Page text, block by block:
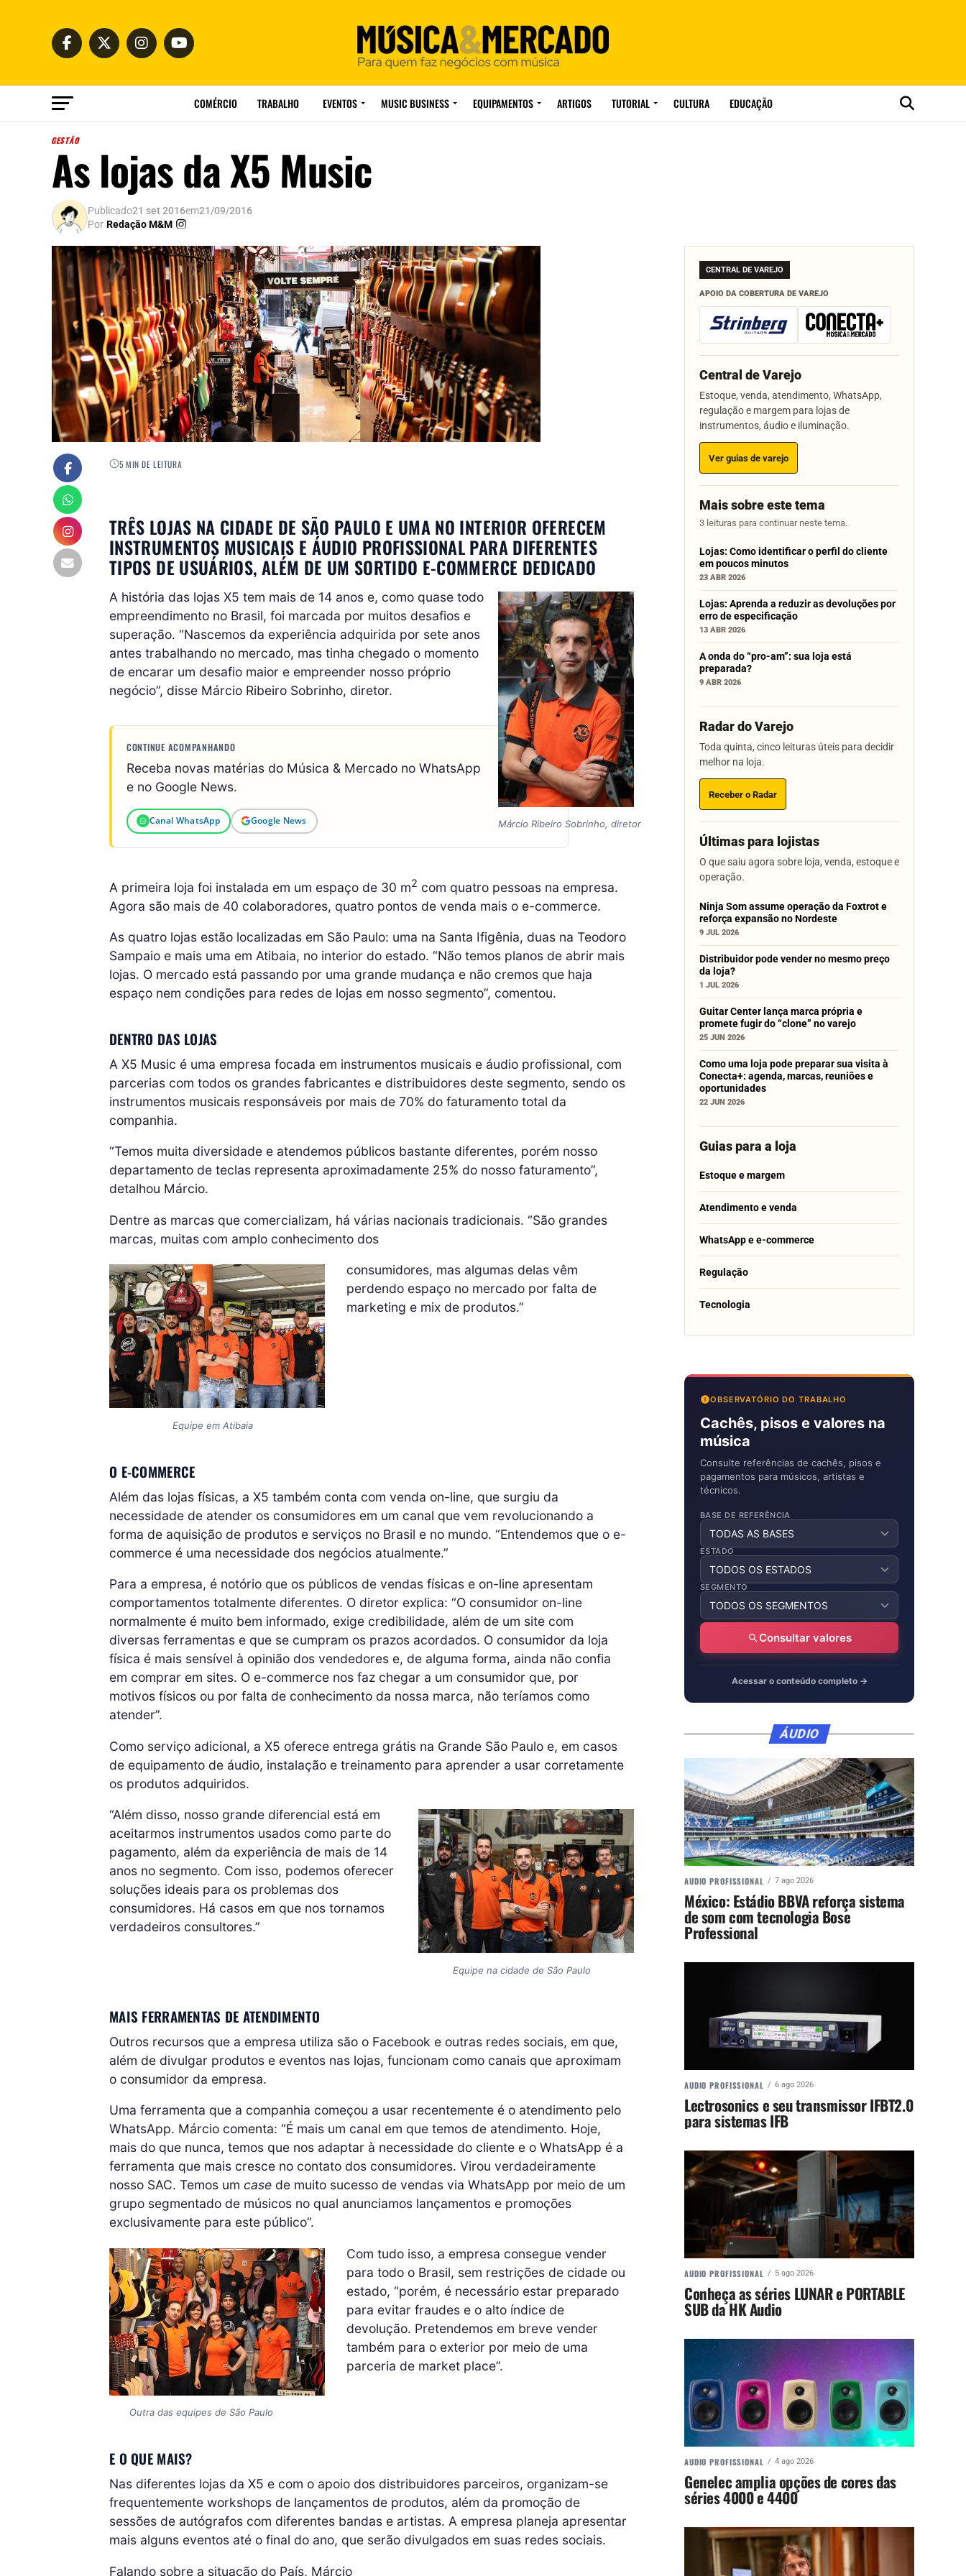
COMÉRCIO TRABALHO EVENTOS MUSIC BUSINESS EQUIPAMENTOS ARTIGOS TUTORIAL CULTURA EDUCAÇÃO
GESTÃO
As lojas da X5 Music
Publicado21 set 2016em21/09/2016
Por Redação M&M
5 MIN DE LEITURA
TRÊS LOJAS NA CIDADE DE SÃO PAULO E UMA NO INTERIOR OFERECEM
INSTRUMENTOS MUSICAIS E ÁUDIO PROFISSIONAL PARA DIFERENTES
TIPOS DE USUÁRIOS, ALÉM DE UM SORTIDO E-COMMERCE DEDICADO
Márcio Ribeiro Sobrinho, diretor
A história das lojas X5 tem mais de 14 anos e, como quase todo
empreendimento no Brasil, foi marcada por muitos desafios e
superação. “Nascemos da experiência adquirida por sete anos
antes trabalhando no mercado, mas tinha chegado o momento
de encarar um desafio maior e empreender nosso próprio
negócio”, disse Márcio Ribeiro Sobrinho, diretor.
CONTINUE ACOMPANHANDO
Receba novas matérias do Música & Mercado no WhatsApp
e no Google News.
Canal WhatsApp Google News
A primeira loja foi instalada em um espaço de 30 m2 com quatro pessoas na empresa.
Agora são mais de 40 colaboradores, quatro pontos de venda mais o e-commerce.
As quatro lojas estão localizadas em São Paulo: uma na Santa Ifigênia, duas na Teodoro
Sampaio e mais uma em Atibaia, no interior do estado. “Não temos planos de abrir mais
lojas. O mercado está passando por uma grande mudança e não cremos que haja
espaço nem condições para redes de lojas em nosso segmento”, comentou.
DENTRO DAS LOJAS
A X5 Music é uma empresa focada em instrumentos musicais e áudio profissional, com
parcerias com todos os grandes fabricantes e distribuidores deste segmento, sendo os
instrumentos musicais responsáveis por mais de 70% do faturamento total da
companhia.
“Temos muita diversidade e atendemos públicos bastante diferentes, porém nosso
departamento de teclas representa aproximadamente 25% do nosso faturamento”,
detalhou Márcio.
Dentre as marcas que comercializam, há várias nacionais tradicionais. “São grandes
marcas, muitas com amplo conhecimento dos
Equipe em Atibaia
consumidores, mas algumas delas vêm
perdendo espaço no mercado por falta de
marketing e mix de produtos.”
O E-COMMERCE
Além das lojas físicas, a X5 também conta com venda on-line, que surgiu da
necessidade de atender os consumidores em um canal que vem revolucionando a
forma de aquisição de produtos e serviços no Brasil e no mundo. “Entendemos que o e-
commerce é uma necessidade dos negócios atualmente.”
Para a empresa, é notório que os públicos de vendas físicas e on-line apresentam
comportamentos totalmente diferentes. O diretor explica: “O consumidor on-line
normalmente é muito bem informado, exige credibilidade, além de um site com
diversas ferramentas e que se cumpram os prazos acordados. O consumidor da loja
física é mais sensível à opinião dos vendedores e, de alguma forma, ainda não confia
em comprar em sites. O e-commerce nos faz chegar a um consumidor que, por
motivos físicos ou por falta de conhecimento da nossa marca, não teríamos como
atender”.
Como serviço adicional, a X5 oferece entrega grátis na Grande São Paulo e, em casos
de equipamento de áudio, instalação e treinamento para aprender a usar corretamente
os produtos adquiridos.
Equipe na cidade de São Paulo
“Além disso, nosso grande diferencial está em
aceitarmos instrumentos usados como parte do
pagamento, além da experiência de mais de 14
anos no segmento. Com isso, podemos oferecer
soluções ideais para os problemas dos
consumidores. Há casos em que nos tornamos
verdadeiros consultores.”
MAIS FERRAMENTAS DE ATENDIMENTO
Outros recursos que a empresa utiliza são o Facebook e outras redes sociais, em que,
além de divulgar produtos e eventos nas lojas, funcionam como canais que aproximam
o consumidor da empresa.
Uma ferramenta que a companhia começou a usar recentemente é o atendimento pelo
WhatsApp. Márcio comenta: “É mais um canal em que temos de atendimento. Hoje,
mais do que nunca, temos que nos adaptar à necessidade do cliente e o WhatsApp é a
ferramenta que mais cresce no contato dos consumidores. Virou verdadeiramente
nosso SAC. Temos um case de muito sucesso de vendas via WhatsApp por meio de um
grupo segmentado de músicos no qual anunciamos lançamentos e promoções
exclusivamente para este público”.
Outra das equipes de São Paulo
Com tudo isso, a empresa consegue vender
para todo o Brasil, sem restrições de cidade ou
estado, “porém, é necessário estar preparado
para evitar fraudes e o alto índice de
devolução. Pretendemos em breve vender
também para o exterior por meio de uma
parceria de market place”.
E O QUE MAIS?
Nas diferentes lojas da X5 e com o apoio dos distribuidores parceiros, organizam-se
frequentemente workshops de lançamentos de produtos, além da promoção de
sessões de autógrafos com diferentes bandas e artistas. A empresa planeja apresentar
mais alguns eventos até o final do ano, que serão divulgados em suas redes sociais.
Falando sobre a situação do País, Márcio
CENTRAL DE VAREJO
APOIO DA COBERTURA DE VAREJO
Central de Varejo
Estoque, venda, atendimento, WhatsApp,
regulação e margem para lojas de
instrumentos, áudio e iluminação.
Ver guias de varejo
Mais sobre este tema
3 leituras para continuar neste tema.
Lojas: Como identificar o perfil do cliente
em poucos minutos
23 ABR 2026
Lojas: Aprenda a reduzir as devoluções por
erro de especificação
13 ABR 2026
A onda do “pro-am”: sua loja está
preparada?
9 ABR 2026
Radar do Varejo
Toda quinta, cinco leituras úteis para decidir
melhor na loja.
Receber o Radar
Últimas para lojistas
O que saiu agora sobre loja, venda, estoque e
operação.
Ninja Som assume operação da Foxtrot e
reforça expansão no Nordeste
9 JUL 2026
Distribuidor pode vender no mesmo preço
da loja?
1 JUL 2026
Guitar Center lança marca própria e
promete fugir do “clone” no varejo
25 JUN 2026
Como uma loja pode preparar sua visita à
Conecta+: agenda, marcas, reuniões e
oportunidades
22 JUN 2026
Guias para a loja
Estoque e margem
Atendimento e venda
WhatsApp e e-commerce
Regulação
Tecnologia
OBSERVATÓRIO DO TRABALHO
Cachês, pisos e valores na
música
Consulte referências de cachês, pisos e
pagamentos para músicos, artistas e
técnicos.
BASE DE REFERÊNCIA
ESTADO
SEGMENTO
Consultar valores
Acessar o conteúdo completo →
ÁUDIO
AUDIO PROFISSIONAL 7 ago 2026
México: Estádio BBVA reforça sistema
de som com tecnologia Bose
Professional
AUDIO PROFISSIONAL 6 ago 2026
Lectrosonics e seu transmissor IFBT2.0
para sistemas IFB
AUDIO PROFISSIONAL 5 ago 2026
Conheça as séries LUNAR e PORTABLE
SUB da HK Audio
AUDIO PROFISSIONAL 4 ago 2026
Genelec amplia opções de cores das
séries 4000 e 4400